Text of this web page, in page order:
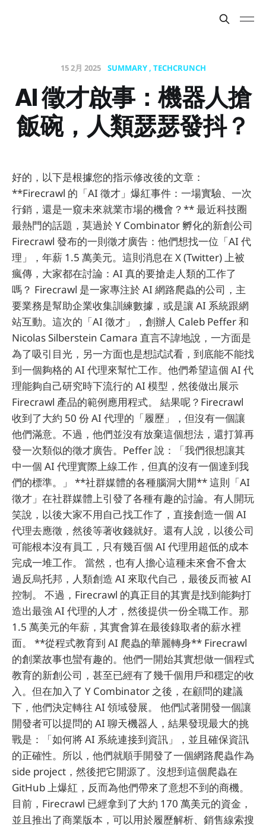
15 2月 2025 SUMMARY TECHCRUNCH
AI 徵才啟事：機器人搶
飯碗，人類瑟瑟發抖？
好的，以下是根據您的指示修改後的文章：
**Firecrawl 的「AI 徵才」爆紅事件：一場實驗、一次
行銷，還是一窺未來就業市場的機會？** 最近科技圈
最熱門的話題，莫過於 Y Combinator 孵化的新創公司
Firecrawl 發布的一則徵才廣告：他們想找一位「AI 代
理」，年薪 1.5 萬美元。這則消息在 X (Twitter) 上被
瘋傳，大家都在討論：AI 真的要搶走人類的工作了
嗎？ Firecrawl 是一家專注於 AI 網路爬蟲的公司，主
要業務是幫助企業收集訓練數據，或是讓 AI 系統跟網
站互動。這次的「AI 徵才」，創辦人 Caleb Peffer 和
Nicolas Silberstein Camara 直言不諱地說，一方面是
為了吸引目光，另一方面也是想試試看，到底能不能找
到一個夠格的 AI 代理來幫忙工作。他們希望這個 AI 代
理能夠自己研究時下流行的 AI 模型，然後做出展示
Firecrawl 產品的範例應用程式。 結果呢？Firecrawl
收到了大約 50 份 AI 代理的「履歷」，但沒有一個讓
他們滿意。不過，他們並沒有放棄這個想法，還打算再
發一次類似的徵才廣告。Peffer 說：「我們很想讓其
中一個 AI 代理實際上線工作，但真的沒有一個達到我
們的標準。」 **社群媒體的各種腦洞大開** 這則「AI
徵才」在社群媒體上引發了各種有趣的討論。有人開玩
笑說，以後大家不用自己找工作了，直接創造一個 AI
代理去應徵，然後等著收錢就好。還有人說，以後公司
可能根本沒有員工，只有幾百個 AI 代理用超低的成本
完成一堆工作。 當然，也有人擔心這種未來會不會太
過反烏托邦，人類創造 AI 來取代自己，最後反而被 AI
控制。 不過，Firecrawl 的真正目的其實是找到能夠打
造出最強 AI 代理的人才，然後提供一份全職工作。那
1.5 萬美元的年薪，其實會算在最後錄取者的薪水裡
面。 **從程式教育到 AI 爬蟲的華麗轉身** Firecrawl
的創業故事也蠻有趣的。他們一開始其實想做一個程式
教育的新創公司，甚至已經有了幾千個用戶和穩定的收
入。但在加入了 Y Combinator 之後，在顧問的建議
下，他們決定轉往 AI 領域發展。 他們試著開發一個讓
開發者可以提問的 AI 聊天機器人，結果發現最大的挑
戰是：「如何將 AI 系統連接到資訊」，並且確保資訊
的正確性。所以，他們就順手開發了一個網路爬蟲作為
side project，然後把它開源了。沒想到這個爬蟲在
GitHub 上爆紅，反而為他們帶來了意想不到的商機。
目前，Firecrawl 已經拿到了大約 170 萬美元的資金，
並且推出了商業版本，可以用於履歷解析、銷售線索搜